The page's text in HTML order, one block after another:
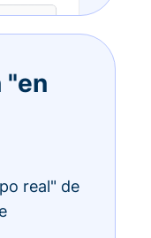
"en
real" de